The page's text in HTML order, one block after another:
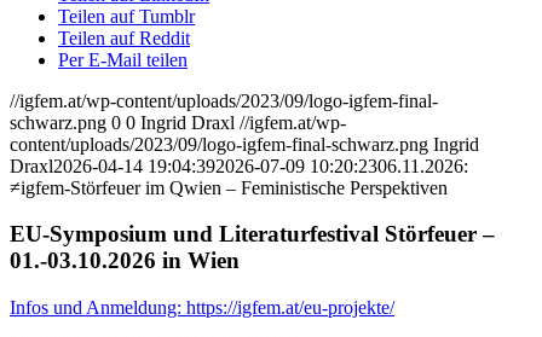
Teilen auf Tumblr
Teilen auf Reddit
Per E-Mail teilen
//igfem.at/wp-content/uploads/2023/09/logo-igfem-final-
schwarz.png 0 0 Ingrid Draxl //igfem.at/wp-
content/uploads/2023/09/logo-igfem-final-schwarz.png Ingrid
Draxl2026-04-14 19:04:392026-07-09 10:20:2306.11.2026:
≠igfem-Störfeuer im Qwien – Feministische Perspektiven
EU-Symposium und Literaturfestival Störfeuer –
01.-03.10.2026 in Wien
Infos und Anmeldung: https://igfem.at/eu-projekte/